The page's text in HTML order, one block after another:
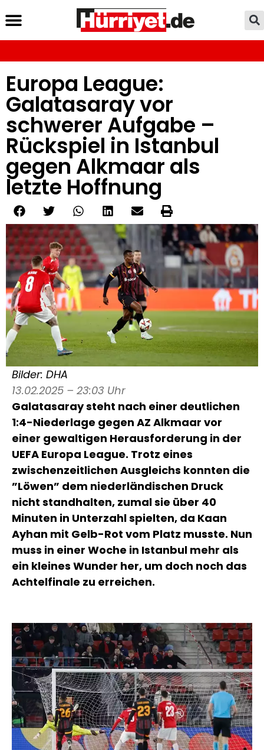
Europa League:
Galatasaray vor
schwerer Aufgabe –
Rückspiel in Istanbul
gegen Alkmaar als
letzte Hoffnung
Bilder: DHA
13.02.2025 – 23:03 Uhr
Galatasaray steht nach einer deutlichen
1:4-Niederlage gegen AZ Alkmaar vor
einer gewaltigen Herausforderung in der
UEFA Europa League. Trotz eines
zwischenzeitlichen Ausgleichs konnten die
”Löwen” dem niederländischen Druck
nicht standhalten, zumal sie über 40
Minuten in Unterzahl spielten, da Kaan
Ayhan mit Gelb-Rot vom Platz musste. Nun
muss in einer Woche in Istanbul mehr als
ein kleines Wunder her, um doch noch das
Achtelfinale zu erreichen.